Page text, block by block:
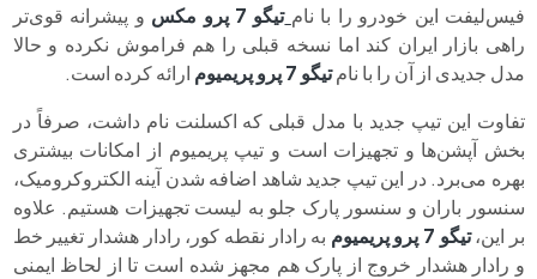
فیس‌لیفت این خودرو را با نام تیگو 7 پرو مکس
و پیشرانه قوی‌تر
راهی بازار ایران کند اما نسخه قبلی را هم فراموش نکرده و حالا
مدل جدیدی از آن را با نامتیگو 7 پرو پریمیوم
ارائه کرده است.
تفاوت این تیپ جدید با مدل قبلی که اکسلنت نام داشت، صرفاً در
بخش آپشن‌ها و تجهیزات است و تیپ پریمیوم از امکانات بیشتری
بهره می‌برد. در این تیپ جدید شاهد اضافه شدن آینه الکتروکرومیک،
سنسور باران و سنسور پارک جلو به لیست تجهیزات هستیم. علاوه
بر این،تیگو 7 پرو پریمیوم
به رادار نقطه کور، رادار هشدار تغییر خط
و رادار هشدار خروج از پارک هم مجهز شده است تا از لحاظ ایمنی